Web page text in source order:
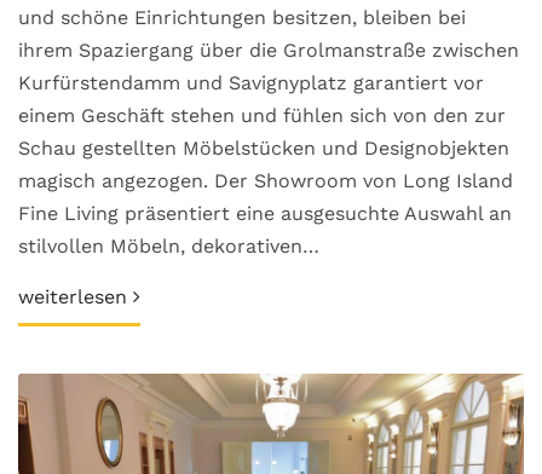
und schöne Einrichtungen besitzen, bleiben bei
ihrem Spaziergang über die Grolmanstraße zwischen
Kurfürstendamm und Savignyplatz garantiert vor
einem Geschäft stehen und fühlen sich von den zur
Schau gestellten Möbelstücken und Designobjekten
magisch angezogen. Der Showroom von Long Island
Fine Living präsentiert eine ausgesuchte Auswahl an
stilvollen Möbeln, dekorativen…
weiterlesen